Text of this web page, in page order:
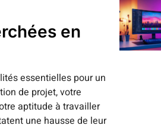
en
essentielles pour un
de projet, votre
aptitude à travailler
une hausse de leur